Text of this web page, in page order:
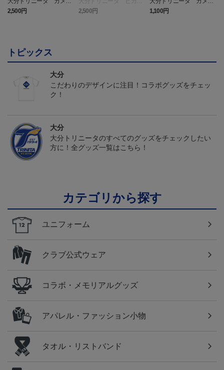
クス タオルマフラー
2,500円
ュウ タオルマフラー
2,500円
クス キーホルダー
1,100円
トピックス
大分
こだわりのデザインに注目！コラボグッズをチェッ
ク！
大分
大分トリニータのすべてのグッズをチェックしたい
方に！全グッズ一覧はこちら！
カテゴリから探す
ユニフォーム
クラブ公式ウェア
コラボ・メモリアルグッズ
アパレル・ファッション小物
タオル・リストバンド